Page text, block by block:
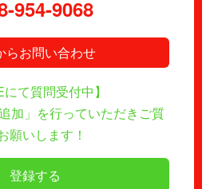
954-9068
らお問い合わせ
にて質問受付中】
加」を行っていただきご質
願いします！
登録する